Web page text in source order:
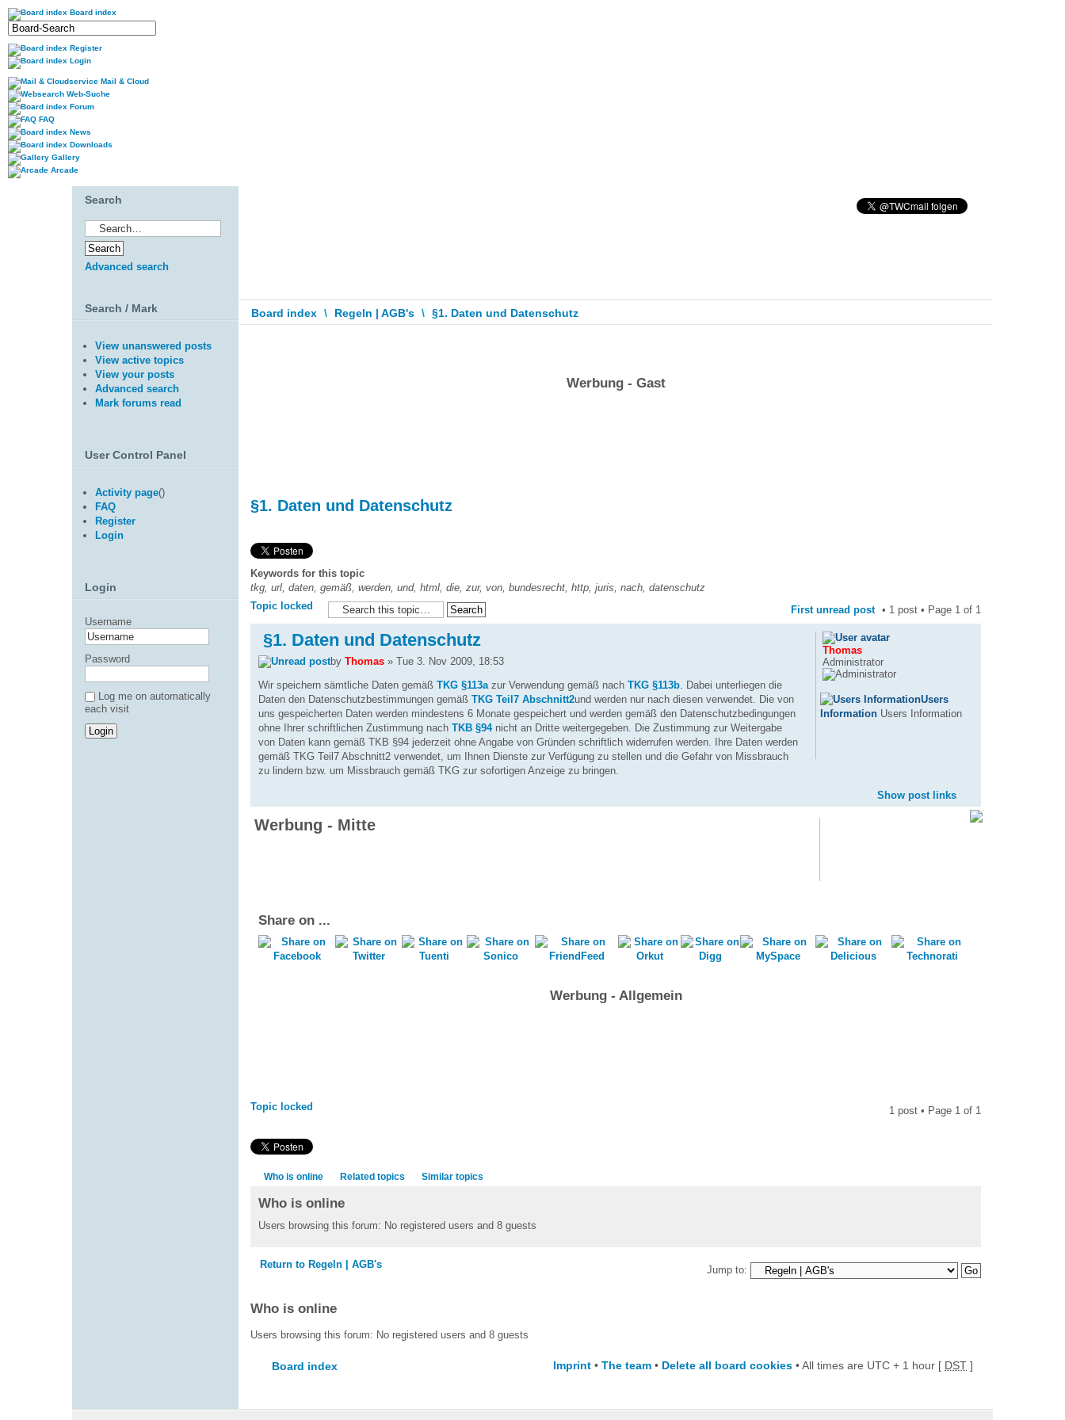
Board index
Register
Login
Mail & Cloud
Web-Suche
Forum
FAQ
News
Downloads
Gallery
Arcade
Board index \ Regeln | AGB's \ §1. Daten und Datenschutz
Werbung - Gast
§1. Daten und Datenschutz
Keywords for this topic
tkg, url, daten, gemäß, werden, und, html, die, zur, von, bundesrecht, http, juris, nach, datenschutz
Topic locked
First unread post • 1 post • Page 1 of 1
§1. Daten und Datenschutz
by Thomas » Tue 3. Nov 2009, 18:53
Wir speichern sämtliche Daten gemäß TKG §113azur Verwendung gemäß nach TKG §113b. Dabei unterliegen die
Daten den Datenschutzbestimmungen gemäß TKG Teil7 Abschnitt2und werden nur nach diesen verwendet. Die von
uns gespeicherten Daten werden mindestens 6 Monate gespeichert und werden gemäß den Datenschutzbedingungen
ohne Ihrer schriftlichen Zustimmung nach TKB §94nicht an Dritte weitergegeben. Die Zustimmung zur Weitergabe
von Daten kann gemäß TKB §94 jederzeit ohne Angabe von Gründen schriftlich widerrufen werden. Ihre Daten werden
gemäß TKG Teil7 Abschnitt2 verwendet, um Ihnen Dienste zur Verfügung zu stellen und die Gefahr von Missbrauch
zu lindern bzw. um Missbrauch gemäß TKG zur sofortigen Anzeige zu bringen.
Thomas
Administrator
Users
Information Users Information
Show post links
Werbung - Mitte
Share on ...
Werbung - Allgemein
Topic locked 1 post • Page 1 of 1
Who is online Related topics Similar topics
Who is online
Users browsing this forum: No registered users and 8 guests
Return to Regeln | AGB's Jump to:
Who is online
Users browsing this forum: No registered users and 8 guests
Board index Imprint • The team • Delete all board cookies • All times are UTC + 1 hour [ DST ]
Search
Advanced search
Search / Mark
View unanswered posts
View active topics
View your posts
Advanced search
Mark forums read
User Control Panel
Activity page()
FAQ
Register
Login
Login
Username
Password
Log me on automatically
each visit